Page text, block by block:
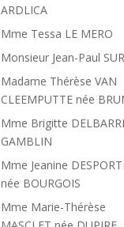
ARDLICA
Mme Tessa LE MERO
Monsieur Jean-Paul
Madame Thérèse VAN
CLEEMPUTTE née
Mme Brigitte
GAMBLIN
Mme Jeanine
née BOURGOIS
Mme Marie-Thérèse